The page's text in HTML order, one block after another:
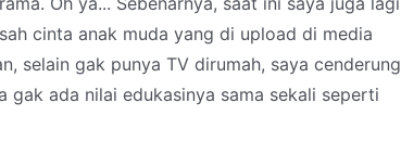
cinta anak muda yang di upload di media
selain gak punya TV dirumah, saya cenderung
gak ada nilai edukasinya sama sekali seperti